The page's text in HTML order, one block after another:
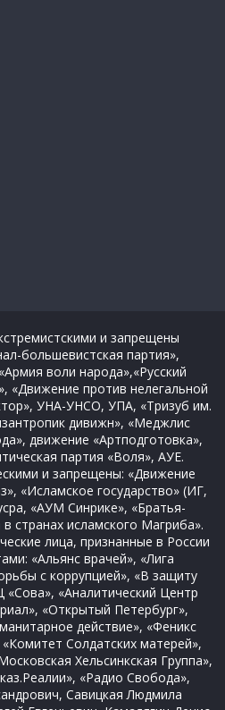
и запрещены
большевистская партия»,
воли народа»,«Русский
«Движение против нелегальной
УНА-УНСО, УПА, «Тризуб им.
дивижн», «Меджлис
движение «Артподготовка»,
партия «Воля», АУЕ.
и запрещены: «Движение
«Исламское государство» (ИГ,
«АУМ Синрике», «Братья-
странах исламского Магриба».
лица, признанные в России
«Альянс врачей», «Лига
с коррупцией», «В защиту
«Аналитический Центр
«Открытый Петербург»,
действие», «Феникс
Солдатских матерей»,
Хельсинкская Группа»,
«Радио Свобода»,
Савицкая Людмила